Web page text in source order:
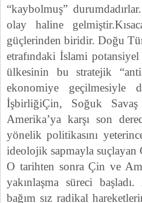
“kaybolmuş”
olay haline
güçlerinden biridir. Doğu
etrafındaki İslami
ülkesinin bu stratejik
ekonomiye geçilmesiyle
İşbirliğiÇin, Soğuk
Amerika’ya karşı son
yönelik politikasını
ideolojik sapmayla suçlayan
O tarihten sonra Çin ve
yakınlaşma süreci
bağım sız radikal